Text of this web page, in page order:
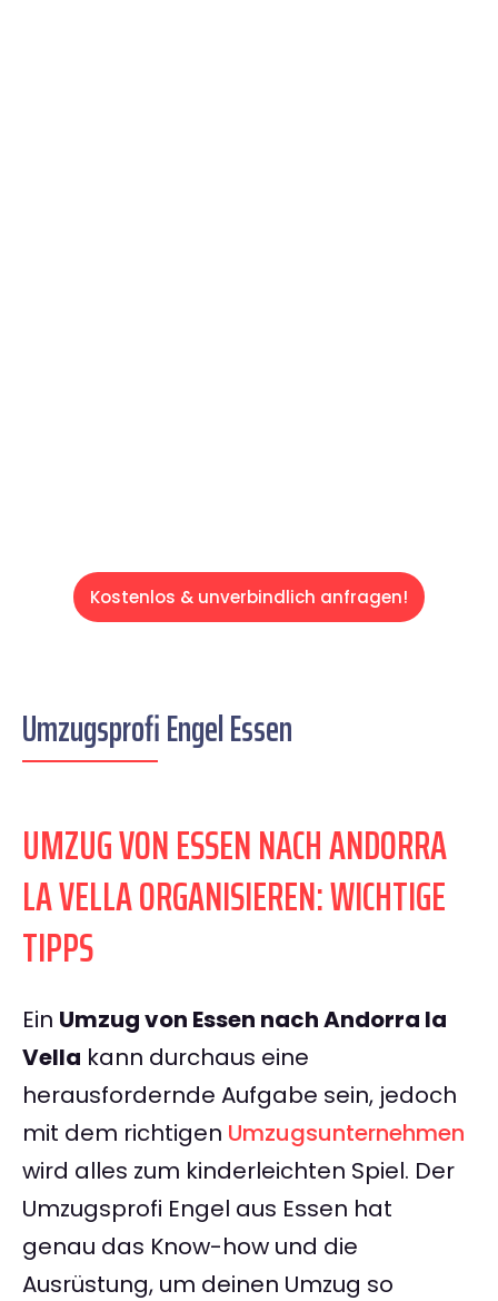
Kostenlos & unverbindlich anfragen!
Umzugsprofi Engel Essen
UMZUG VON ESSEN NACH ANDORRA
LA VELLA ORGANISIEREN: WICHTIGE
TIPPS
Ein Umzug von Essen nach Andorra la
Vella kann durchaus eine
herausfordernde Aufgabe sein, jedoch
mit dem richtigen Umzugsunternehmen
wird alles zum kinderleichten Spiel. Der
Umzugsprofi Engel aus Essen hat
genau das Know-how und die
Ausrüstung, um deinen Umzug so